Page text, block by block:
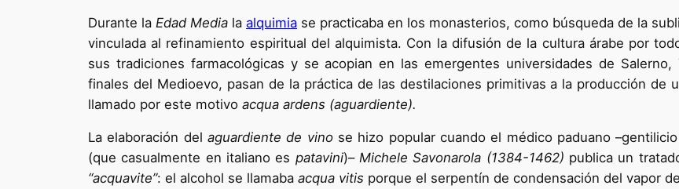
Durante la Edad Media la alquimia se practicaba en los monasterios, como búsqueda de la
vinculada al refinamiento espiritual del alquimista. Con la difusión de la cultura árabe por
sus tradiciones farmacológicas y se acopian en las emergentes universidades de
finales del Medioevo, pasan de la práctica de las destilaciones primitivas a la producción de
llamado por este motivo acqua ardens (aguardiente).
La elaboración del aguardiente de vinose hizo popular cuando el médico paduano
(que casualmente en italiano es patavini)– Michele Savonarola (1384-1462) publica un
“acquavite”: el alcohol se llamaba acqua vitis porque el serpentín de condensación del vapor